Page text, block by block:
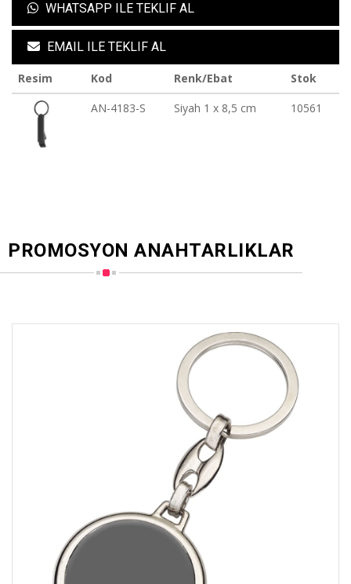
WHATSAPP ILE TEKLIF AL
EMAIL ILE TEKLIF AL
Resim Kod Renk/Ebat
Stok
AN-4183-S
Siyah 1 x 8,5 cm 10561
PROMOSYON ANAHTARLIKLAR